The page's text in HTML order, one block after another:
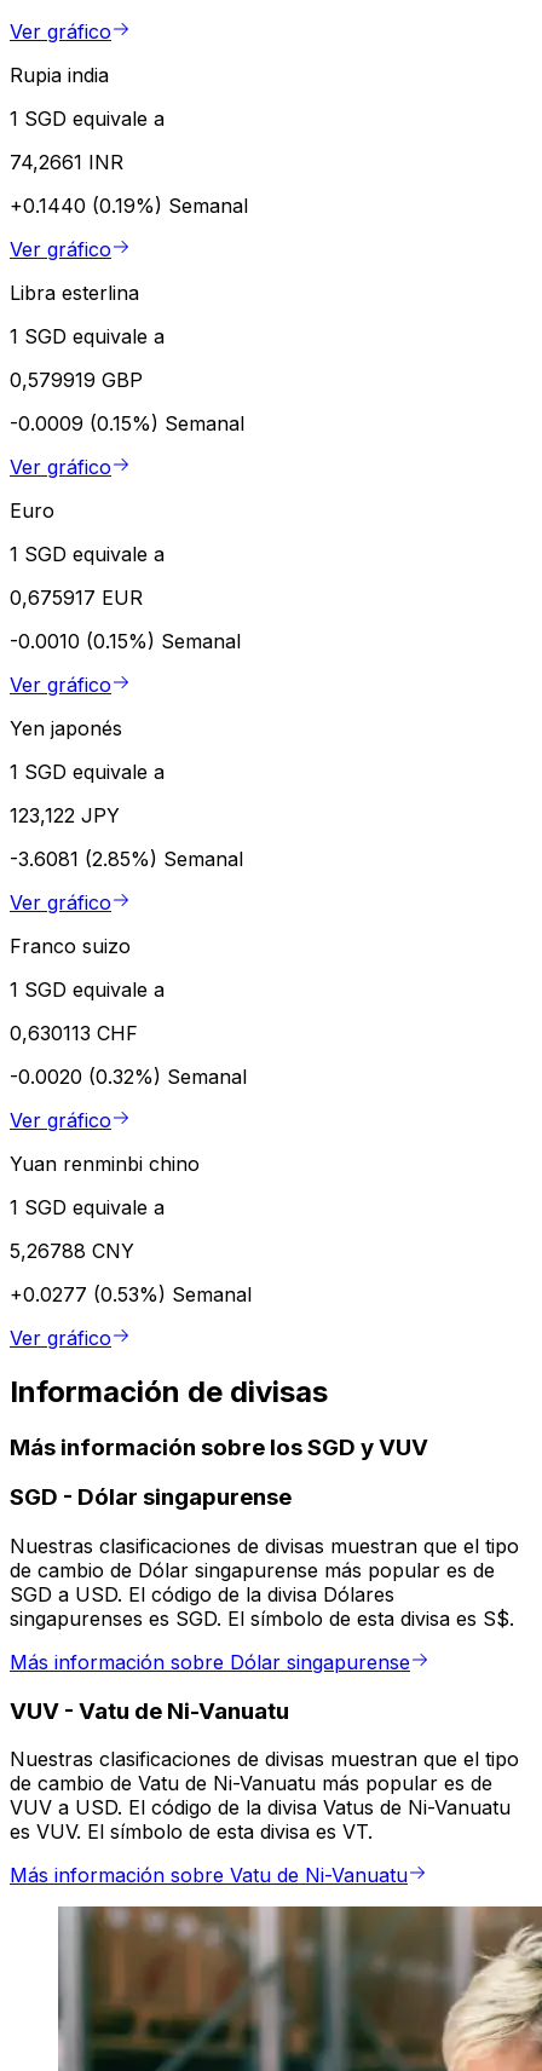
Ver gráfico
Rupia india
1 SGD equivale a
74,2661 INR
+0.1440 (0.19%) Semanal
Ver gráfico
Libra esterlina
1 SGD equivale a
0,579919 GBP
-0.0009 (0.15%) Semanal
Ver gráfico
Euro
1 SGD equivale a
0,675917 EUR
-0.0010 (0.15%) Semanal
Ver gráfico
Yen japonés
1 SGD equivale a
123,122 JPY
-3.6081 (2.85%) Semanal
Ver gráfico
Franco suizo
1 SGD equivale a
0,630113 CHF
-0.0020 (0.32%) Semanal
Ver gráfico
Yuan renminbi chino
1 SGD equivale a
5,26788 CNY
+0.0277 (0.53%) Semanal
Ver gráfico
Información de divisas
Más información sobre los SGD y VUV
SGD - Dólar singapurense
Nuestras clasificaciones de divisas muestran que el tipo
de cambio de Dólar singapurense más popular es de
SGD a USD. El código de la divisa Dólares
singapurenses es SGD. El símbolo de esta divisa es S$.
Más información sobre Dólar singapurense
VUV - Vatu de Ni-Vanuatu
Nuestras clasificaciones de divisas muestran que el tipo
de cambio de Vatu de Ni-Vanuatu más popular es de
VUV a USD. El código de la divisa Vatus de Ni-Vanuatu
es VUV. El símbolo de esta divisa es VT.
Más información sobre Vatu de Ni-Vanuatu